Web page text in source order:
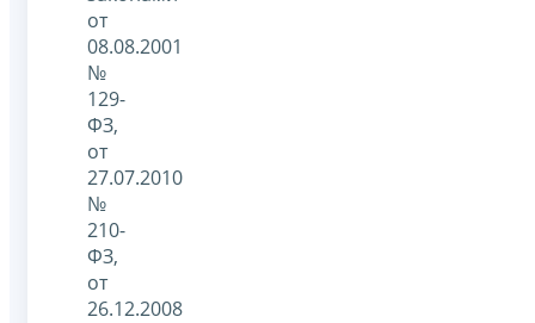
от
08.08.2001
№
129-
ФЗ,
от
27.07.2010
№
210-
ФЗ,
от
26.12.2008